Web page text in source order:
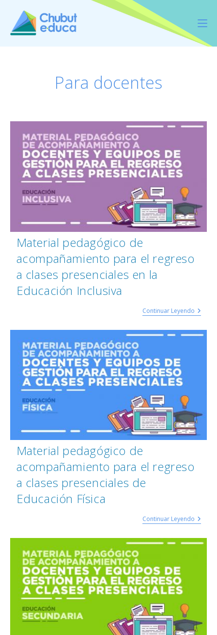
Para docentes
Material pedagógico de
acompañamiento para el regreso
a clases presenciales en la
Educación Inclusiva
Continuar Leyendo
Material pedagógico de
acompañamiento para el regreso
a clases presenciales de
Educación Física
Continuar Leyendo